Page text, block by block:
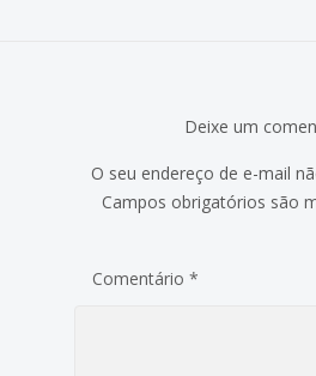
Deixe um
O seu endereço de e-mail
Campos obrigatórios são
Comentário *